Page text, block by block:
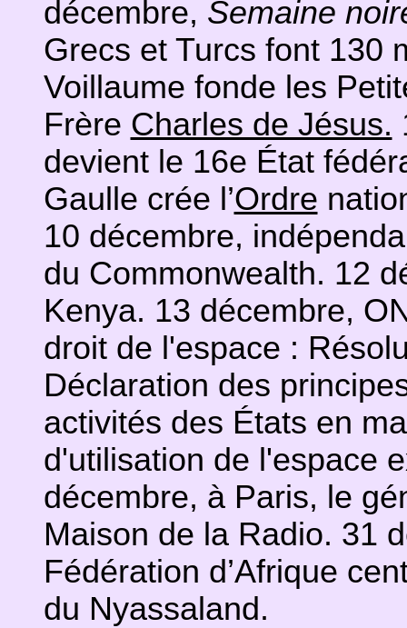
décembre, Semaine
Grecs et Turcs font 130
Voillaume fonde les
Frère Charles de Jésus.
devient le 16e État
Gaulle crée l’Ordre
10 décembre,
du Commonwealth. 12
Kenya. 13 décembre,
droit de l'espace :
Déclaration des
activités des États en
d'utilisation de l'espace
décembre, à Paris, le
Maison de la Radio. 31
Fédération d’Afrique
du Nyassaland.